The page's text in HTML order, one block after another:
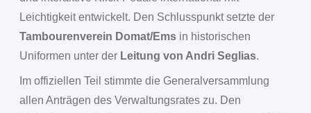
Leichtigkeit entwickelt. Den Schlusspunkt setzte der
Tambourenverein Domat/Ems in historischen
Uniformen unter der Leitung von Andri Seglias.
Im offiziellen Teil stimmte die Generalversammlung
allen Anträgen des Verwaltungsrates zu. Den